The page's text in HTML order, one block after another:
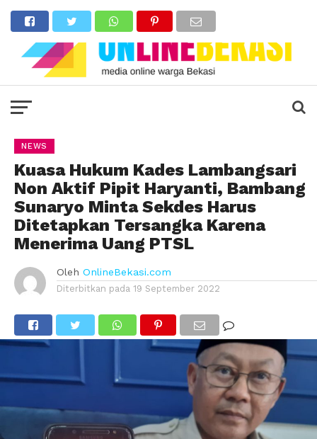
NEWS
Kuasa Hukum Kades Lambangsari
Non Aktif Pipit Haryanti, Bambang
Sunaryo Minta Sekdes Harus
Ditetapkan Tersangka Karena
Menerima Uang PTSL
Oleh OnlineBekasi.com
Diterbitkan pada 19 September 2022